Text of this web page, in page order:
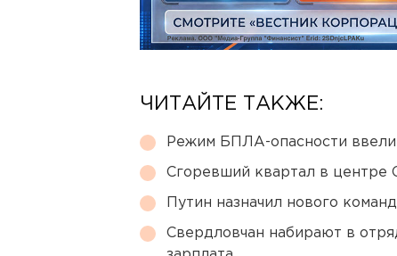
ЧИТАЙТЕ ТАКЖЕ:
Режим БПЛА-опасности
Сгоревший квартал в центре
Путин назначил нового
Свердловчан набирают в